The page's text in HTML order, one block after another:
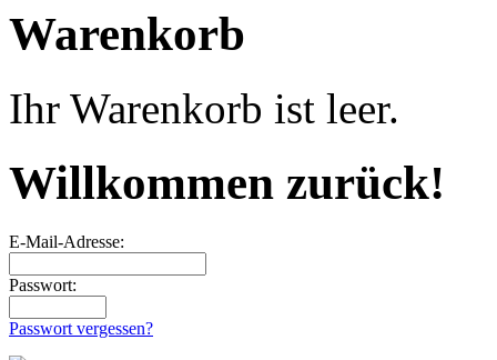
Warenkorb
Ihr Warenkorb ist leer.
Willkommen zurück!
E-Mail-Adresse:
Passwort:
Passwort vergessen?